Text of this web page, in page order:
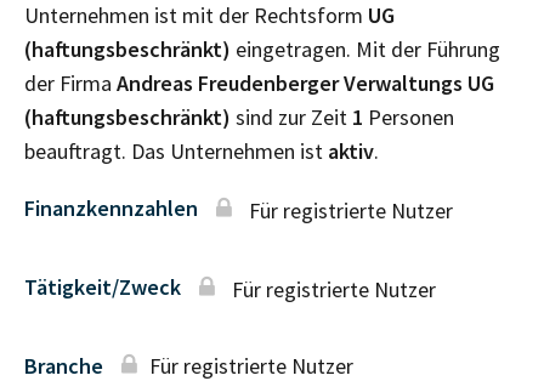
Unternehmen ist mit der Rechtsform UG
(haftungsbeschränkt) eingetragen. Mit der Führung
der Firma Andreas Freudenberger Verwaltungs UG
(haftungsbeschränkt) sind zur Zeit 1 Personen
beauftragt. Das Unternehmen ist aktiv.
Finanzkennzahlen Für registrierte Nutzer
Tätigkeit/Zweck Für registrierte Nutzer
Branche Für registrierte Nutzer